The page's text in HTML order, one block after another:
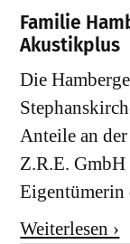
Familie
Akustikplus
Die
Anteile an
Z.R.E.
Eigentümerin
Weiterlesen ›